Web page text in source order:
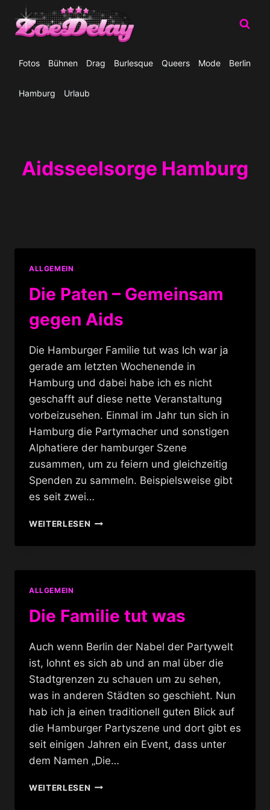
Inhalt
springen
Fotos Bühnen Drag Burlesque Queers Mode Berlin
Hamburg Urlaub
Aidsseelsorge Hamburg
ALLGEMEIN
Die Paten – Gemeinsam
gegen Aids
Die Hamburger Familie tut was Ich war ja
gerade am letzten Wochenende in
Hamburg und dabei habe ich es nicht
geschafft auf diese nette Veranstaltung
vorbeizusehen. Einmal im Jahr tun sich in
Hamburg die Partymacher und sonstigen
Alphatiere der hamburger Szene
zusammen, um zu feiern und gleichzeitig
Spenden zu sammeln. Beispielsweise gibt
es seit zwei…
WEITERLESENDIE
–
GEGEN
ALLGEMEIN
Die Familie tut was
Auch wenn Berlin der Nabel der Partywelt
ist, lohnt es sich ab und an mal über die
Stadtgrenzen zu schauen um zu sehen,
was in anderen Städten so geschieht. Nun
hab ich ja einen traditionell guten Blick auf
die Hamburger Partyszene und dort gibt es
seit einigen Jahren ein Event, dass unter
dem Namen „Die…
WEITERLESENDIE